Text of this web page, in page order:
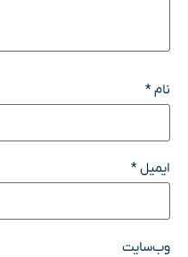
نام*
ایمیل*
وب‌سایت